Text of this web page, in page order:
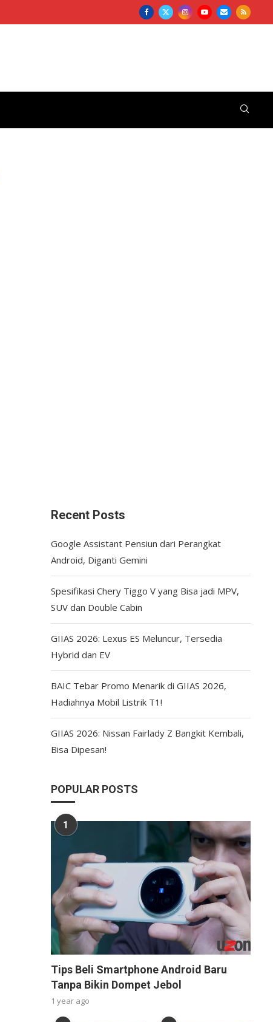
Recent Posts
Google Assistant Pensiun dari Perangkat
Android, Diganti Gemini
Spesifikasi Chery Tiggo V yang Bisa jadi MPV,
SUV dan Double Cabin
GIIAS 2026: Lexus ES Meluncur, Tersedia
Hybrid dan EV
BAIC Tebar Promo Menarik di GIIAS 2026,
Hadiahnya Mobil Listrik T1!
GIIAS 2026: Nissan Fairlady Z Bangkit Kembali,
Bisa Dipesan!
POPULAR POSTS
1
Tips Beli Smartphone Android Baru
Tanpa Bikin Dompet Jebol
1 year ago